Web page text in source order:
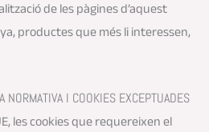
de les pàgines d’aquest
productes que més li interessen,
NORMATIVA I COOKIES EXCEPTUADES
les cookies que requereixen el